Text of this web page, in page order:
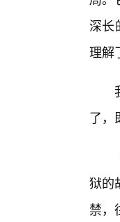
深长
理解
了，
狱的
禁，